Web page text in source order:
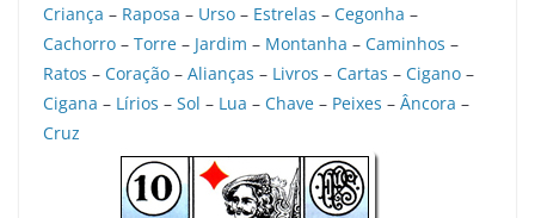
Criança – Raposa – Urso – Estrelas – Cegonha –
Cachorro – Torre – Jardim – Montanha – Caminhos –
Ratos – Coração – Alianças – Livros – Cartas – Cigano –
Cigana – Lírios – Sol – Lua – Chave – Peixes – Âncora –
Cruz